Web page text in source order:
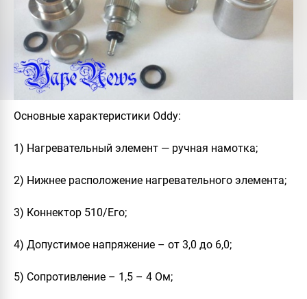
Основные характеристики Oddy:
1) Нагревательный элемент — ручная намотка;
2) Нижнее расположение нагревательного элемента;
3) Коннектор 510/Его;
4) Допустимое напряжение – от 3,0 до 6,0;
5) Сопротивление – 1,5 – 4 Ом;